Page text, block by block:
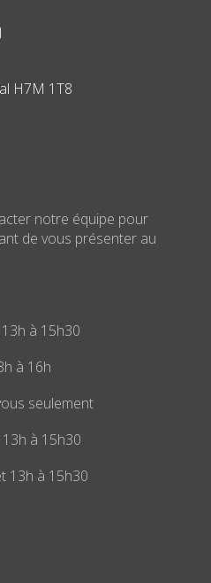
H7M 1T8
notre équipe pour
de vous présenter au
13h à 15h30
à 16h
seulement
13h à 15h30
13h à 15h30